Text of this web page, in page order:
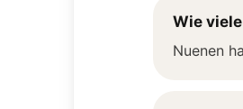
Wie
Nuenen